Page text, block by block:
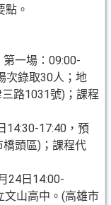
。
一場：09:00-
次錄取30人；地
路1031號)；課程
14:30-17:40，預
頭區)；課程代
24日14:00-
文山高中。(高雄市